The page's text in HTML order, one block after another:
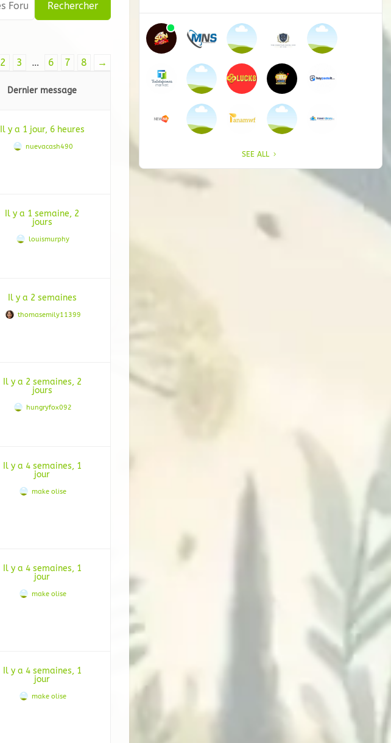
2 3 … 6 7 8 →
Dernier message
Il y a 1 jour, 6 heures
nuevacash490
Il y a 1 semaine, 2
jours
louismurphy
Il y a 2 semaines
thomasemily11399
Il y a 2 semaines, 2
jours
hungryfox092
Il y a 4 semaines, 1
jour
make olise
Il y a 4 semaines, 1
jour
make olise
Il y a 4 semaines, 1
jour
make olise
SEE ALL